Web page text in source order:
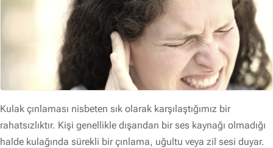
Kulak çınlaması nisbeten sık olarak karşılaştığımız bir
rahatsızlıktır. Kişi genellikle dışarıdan bir ses kaynağı olmadığı
halde kulağında sürekli bir çınlama, uğultu veya zil sesi duyar.